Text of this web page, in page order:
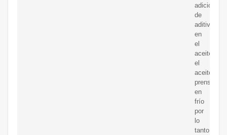
adición
de
aditivos
en
el
aceite,
el
aceite
prensado
en
frío
por
lo
tanto